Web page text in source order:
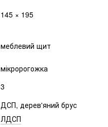
145 × 195
меблевий щит
мікророгожка
3
ДСП, дерев'яний брус
ЛДСП